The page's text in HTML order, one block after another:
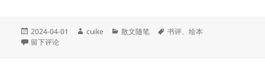
发
布
2024-04-01
作
cuike
分
散文随笔
标
书评、绘本
于超治愈！笑到灵魂被唤醒
留下评论